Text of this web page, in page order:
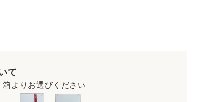
て
よりお選びください